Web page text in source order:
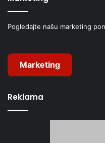
Pogledajte našu marketing
Marketing
Reklama